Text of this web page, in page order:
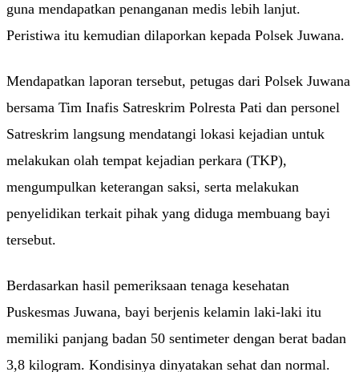
guna mendapatkan penanganan medis lebih lanjut.
Peristiwa itu kemudian dilaporkan kepada Polsek Juwana.
Mendapatkan laporan tersebut, petugas dari Polsek Juwana
bersama Tim Inafis Satreskrim Polresta Pati dan personel
Satreskrim langsung mendatangi lokasi kejadian untuk
melakukan olah tempat kejadian perkara (TKP),
mengumpulkan keterangan saksi, serta melakukan
penyelidikan terkait pihak yang diduga membuang bayi
tersebut.
Berdasarkan hasil pemeriksaan tenaga kesehatan
Puskesmas Juwana, bayi berjenis kelamin laki-laki itu
memiliki panjang badan 50 sentimeter dengan berat badan
3,8 kilogram. Kondisinya dinyatakan sehat dan normal.